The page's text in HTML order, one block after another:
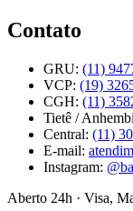
Contato
GRU: (11)
VCP: (19)
CGH: (11)
Tietê /
Central: (11)
E-mail:
Instagram:
Aberto 24h · Visa,